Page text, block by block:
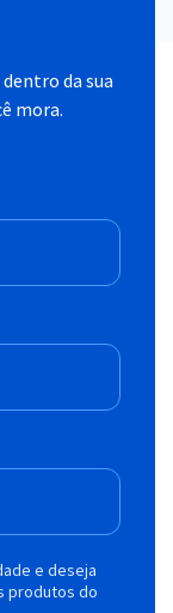
da sua
mora.
e deseja
produtos do